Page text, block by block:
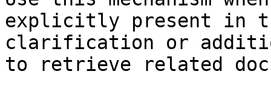
explicitly present in
clarification or